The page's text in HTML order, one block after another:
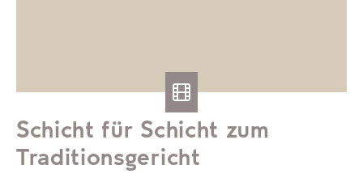
Schicht für Schicht zum
Traditionsgericht